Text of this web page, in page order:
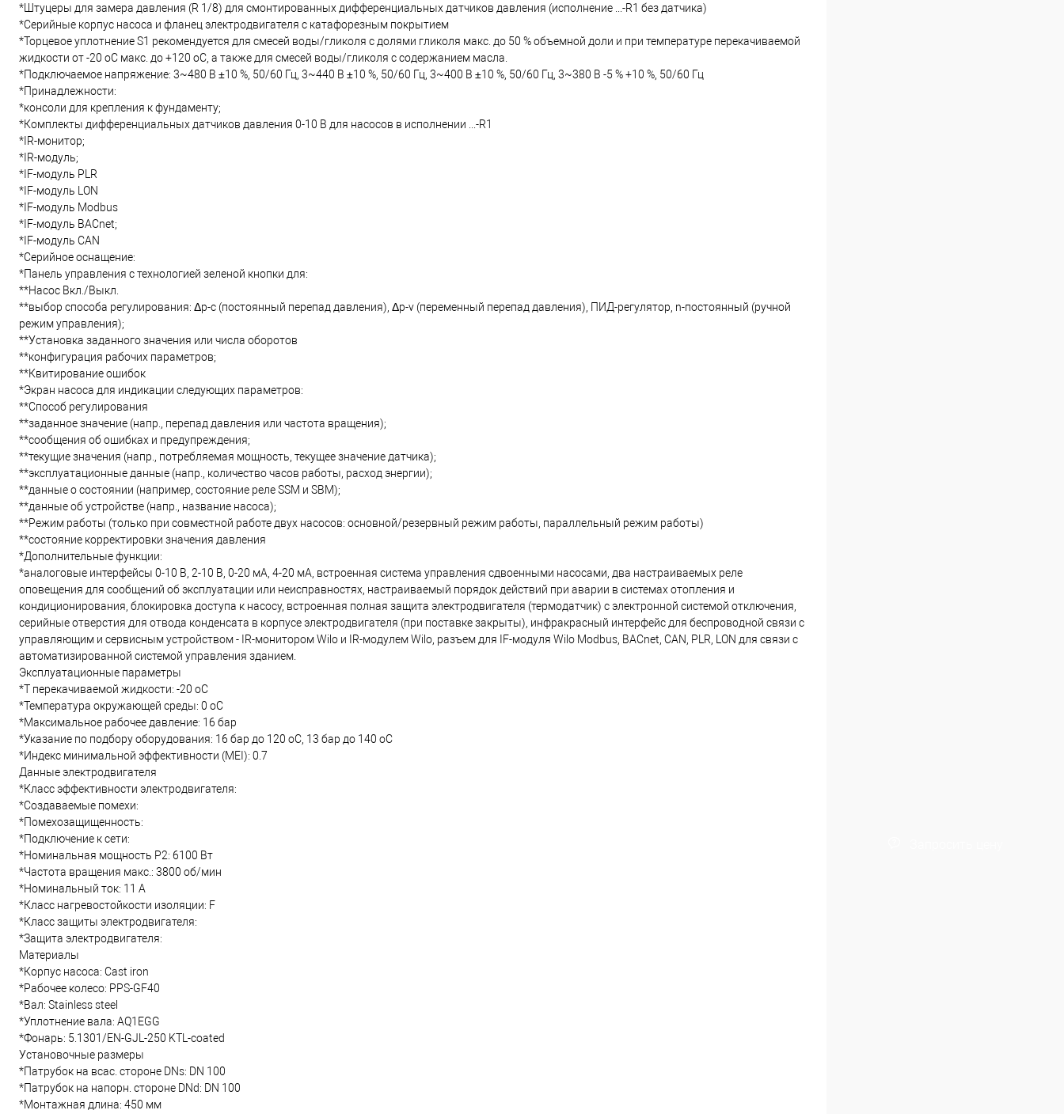
*Штуцеры для замера давления (R 1/8) для смонтированных дифференциальных датчиков давления (исполнение ...-R1 без датчика)
*Серийные корпус насоса и фланец электродвигателя с катафорезным покрытием
*Торцевое уплотнение S1 рекомендуется для смесей воды/гликоля с долями гликоля макс. до 50 % объемной доли и при температуре перекачиваемой
жидкости от -20 oC макс. до +120 oC, а также для смесей воды/гликоля с содержанием масла.
*Подключаемое напряжение: 3~480 В ±10 %, 50/60 Гц, 3~440 В ±10 %, 50/60 Гц, 3~400 В ±10 %, 50/60 Гц, 3~380 В -5 % +10 %, 50/60 Гц
*Принадлежности:
*консоли для крепления к фундаменту;
*Комплекты дифференциальных датчиков давления 0-10 В для насосов в исполнении ...-R1
*IR-монитор;
*IR-модуль;
*IF-модуль PLR
*IF-модуль LON
*IF-модуль Modbus
*IF-модуль BACnet;
*IF-модуль CAN
*Серийное оснащение:
*Панель управления с технологией зеленой кнопки для:
**Насос Вкл./Выкл.
**выбор способа регулирования: Δp-c (постоянный перепад давления), Δp-v (переменный перепад давления), ПИД-регулятор, n-постоянный (ручной
режим управления);
**Установка заданного значения или числа оборотов
**конфигурация рабочих параметров;
**Квитирование ошибок
*Экран насоса для индикации следующих параметров:
**Способ регулирования
**заданное значение (напр., перепад давления или частота вращения);
**сообщения об ошибках и предупреждения;
**текущие значения (напр., потребляемая мощность, текущее значение датчика);
**эксплуатационные данные (напр., количество часов работы, расход энергии);
**данные о состоянии (например, состояние реле SSM и SBM);
**данные об устройстве (напр., название насоса);
**Режим работы (только при совместной работе двух насосов: основной/резервный режим работы, параллельный режим работы)
**состояние корректировки значения давления
*Дополнительные функции:
*аналоговые интерфейсы 0-10 В, 2-10 В, 0-20 мА, 4-20 мА, встроенная система управления сдвоенными насосами, два настраиваемых реле
оповещения для сообщений об эксплуатации или неисправностях, настраиваемый порядок действий при аварии в системах отопления и
кондиционирования, блокировка доступа к насосу, встроенная полная защита электродвигателя (термодатчик) с электронной системой отключения,
серийные отверстия для отвода конденсата в корпусе электродвигателя (при поставке закрыты), инфракрасный интерфейс для беспроводной связи с
управляющим и сервисным устройством - IR-монитором Wilo и IR-модулем Wilo, разъем для IF-модуля Wilo Modbus, BACnet, CAN, PLR, LON для связи с
автоматизированной системой управления зданием.
Эксплуатационные параметры
*T перекачиваемой жидкости: -20 oC
*Температура окружающей среды: 0 oC
*Максимальное рабочее давление: 16 бар
*Указание по подбору оборудования: 16 бар до 120 oC, 13 бар до 140 oC
*Индекс минимальной эффективности (MEI): 0.7
Данные электродвигателя
*Класс эффективности электродвигателя:
*Создаваемые помехи:
*Помехозащищенность:
*Подключение к сети:
*Номинальная мощность Р2: 6100 Вт
*Частота вращения макс.: 3800 об/мин
*Номинальный ток: 11 А
*Класс нагревостойкости изоляции: F
*Класс защиты электродвигателя:
*Защита электродвигателя:
Материалы
*Корпус насоса: Cast iron
*Рабочее колесо: PPS-GF40
*Вал: Stainless steel
*Уплотнение вала: AQ1EGG
*Фонарь: 5.1301/EN-GJL-250 KTL-coated
Установочные размеры
*Патрубок на всас. стороне DNs: DN 100
*Патрубок на напорн. стороне DNd: DN 100
*Монтажная длина: 450 мм